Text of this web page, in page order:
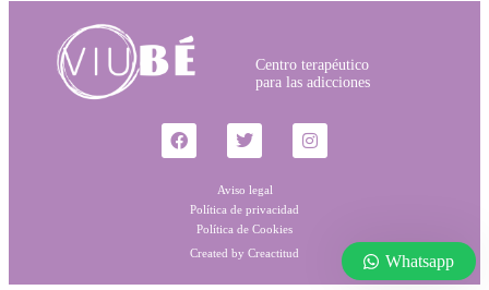
Centro terapéutico
para las adicciones
Aviso legal
Política de privacidad
Política de Cookies
Created by Creactitud
Whatsapp